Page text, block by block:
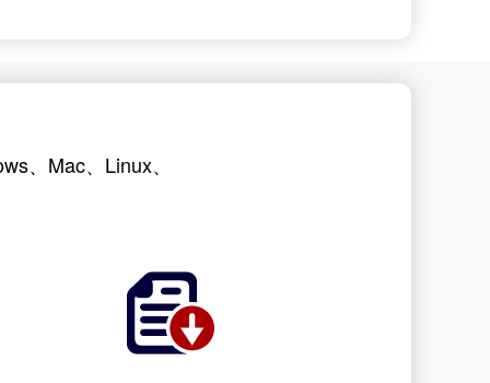
、Mac、Linux、